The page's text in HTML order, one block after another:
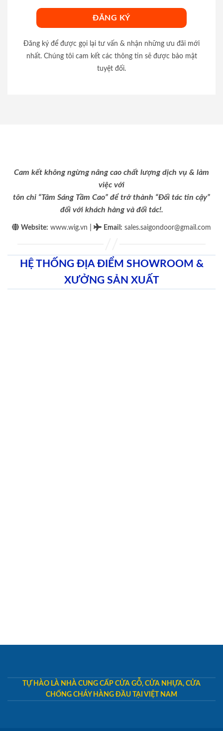
Đăng ký để được gọi lại tư vấn & nhận những ưu đãi mới
nhất. Chúng tôi cam kết các thông tin sẽ được bảo mật
tuyệt đối.
Cam kết không ngừng nâng cao chất lượng dịch vụ & làm
việc với
tôn chỉ “Tâm Sáng Tầm Cao” để trở thành “Đối tác tin cậy”
đối với khách hàng và đối tác!.
Website: www.wig.vn Email : sales.saigondoor@gmail.com
HỆ THỐNG ĐỊA ĐIỂM SHOWROOM &
XƯỞNG SẢN XUẤT
TỰ HÀO LÀ NHÀ CUNG CẤP CỬA GỖ, CỬA NHỰA, CỬA
CHỐNG CHÁY HÀNG ĐẦU TẠI VIỆT NAM